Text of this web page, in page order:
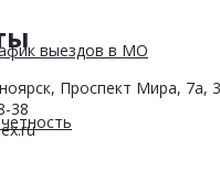
выездов в МО
Проспект Мира, 7а,
38